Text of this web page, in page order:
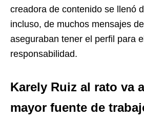
creadora de contenido se llenó
incluso, de muchos mensajes
aseguraban tener el perfil para
responsabilidad.
Karely Ruiz al rato va
mayor fuente de